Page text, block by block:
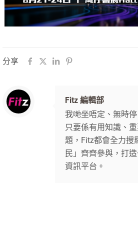
分享
Fitz 編輯部
我哋坐唔定、無時
只要係有用知識、
題，Fitz都會全力搜
民」齊齊參與，打
資訊平台。